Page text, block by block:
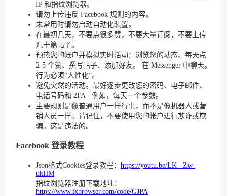
IP 和指纹浏览器。
请勿上传违反 Facebook 规则的内容。
未常用时请勿启动自动化装置。
在最初几天，不要点很多赞，不要大量订阅，不要上传
几十篇帖子。
预热您的帐户并模拟实时活动：浏览您的动态、每天点
2-5 个赞、撰写帖子、添加好友。 在 Messenger 中聊天。
行为必须“人性化”。
避免突然的活动。最好逐步更改您的密码、电子邮件、
电话号码和 2FA - 例如，每天一个参数。
主要规则是像普通用户一样行事，而不是像机器人或营
销人员一样。请记住，不要使用您的帐户进行欺诈或欺
骗。这是违法的。
Facebook 登录教程
Json格式Cookies登录教程： https://youtu.be/LK_-Zw-
ukHM
指纹浏览器注册下载地址：
https://www.ixbrowser.com/code/GJPA